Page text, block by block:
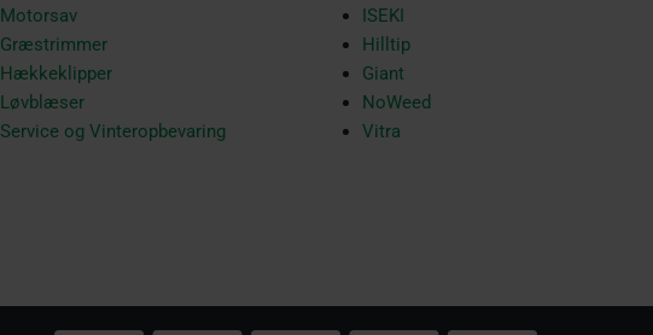
Motorsav
Græstrimmer
Hækkeklipper
Løvblæser
Service og Vinteropbevaring
ISEKI
Hilltip
Giant
NoWeed
Vitra